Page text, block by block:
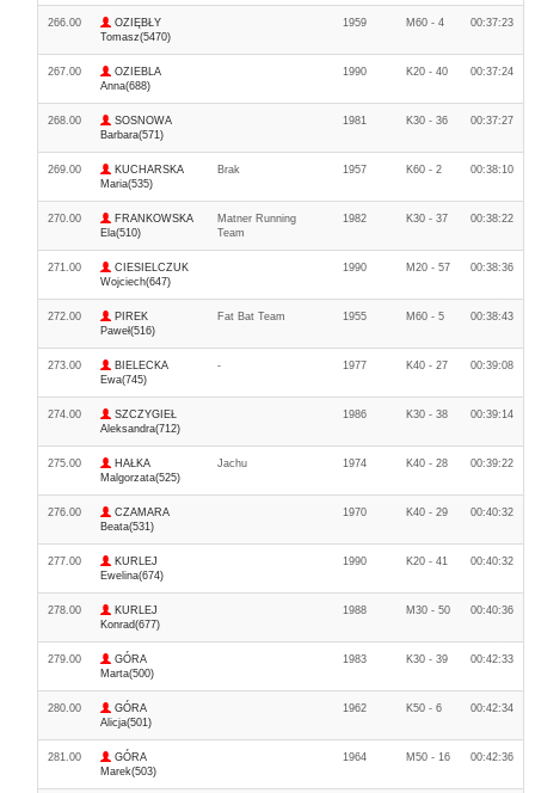
266.00
OZIĘBŁY
Tomasz(5470)
1959 M60 - 4 00:37:23
267.00
OZIEBLA
Anna(688)
1990 K20 - 40 00:37:24
268.00
SOSNOWA
Barbara(571)
1981 K30 - 36 00:37:27
269.00
KUCHARSKA
Maria(535)
Brak 1957 K60 - 2 00:38:10
270.00
FRANKOWSKA
Ela(510)
Matner Running
Team
1982 K30 - 37 00:38:22
271.00
CIESIELCZUK
Wojciech(647)
1990 M20 - 57 00:38:36
272.00
PIREK
Paweł(516)
Fat Bat Team 1955 M60 - 5 00:38:43
273.00
BIELECKA
Ewa(745)
- 1977 K40 - 27 00:39:08
274.00
SZCZYGIEŁ
Aleksandra(712)
1986 K30 - 38 00:39:14
275.00
HAŁKA
Malgorzata(525)
Jachu 1974 K40 - 28 00:39:22
276.00
CZAMARA
Beata(531)
1970 K40 - 29 00:40:32
277.00
KURLEJ
Ewelina(674)
1990 K20 - 41 00:40:32
278.00
KURLEJ
Konrad(677)
1988 M30 - 50 00:40:36
279.00
GÓRA
Marta(500)
1983 K30 - 39 00:42:33
280.00
GÓRA
Alicja(501)
1962 K50 - 6 00:42:34
281.00
GÓRA
Marek(503)
1964 M50 - 16 00:42:36